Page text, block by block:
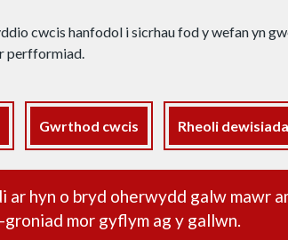
cwcis hanfodol i sicrhau fod y wefan yn
perfformiad.
Gwrthod cwcis Rheoli
sylwedd pwysig
ar hyn o bryd oherwydd galw mawr
mor gyflym ag y gallwn.